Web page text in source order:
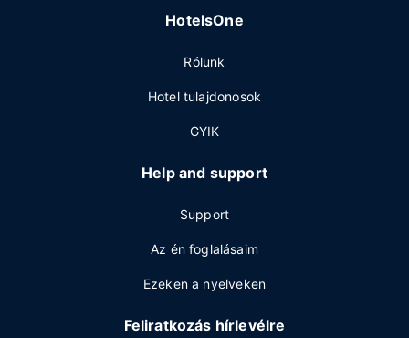
HotelsOne
Rólunk
Hotel tulajdonosok
GYIK
Help and support
Support
Az én foglalásaim
Ezeken a nyelveken
Feliratkozás hírlevélre